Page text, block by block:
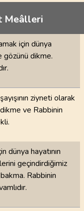
Meâlleri
için dünya
gözünü dikme.
ziyneti olarak
ve Rabbinin
dünya hayatının
geçindirdiğimiz
Rabbinin